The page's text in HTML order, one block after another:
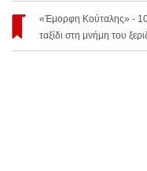
«Έμορφη Κούταλης» -
ταξίδι στη μνήμη του